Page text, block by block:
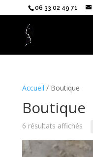
06 33 02 49 71
Accueil / Boutique
Boutique
6 résultats affichés